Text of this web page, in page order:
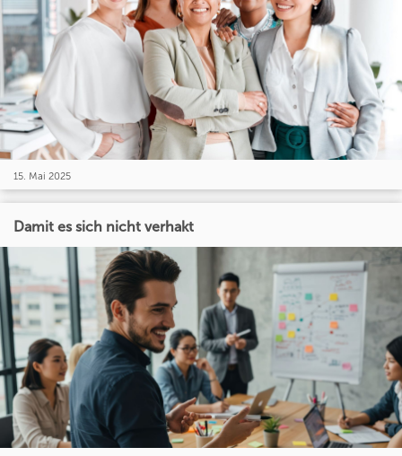
15. Mai 2025
Damit es sich nicht verhakt